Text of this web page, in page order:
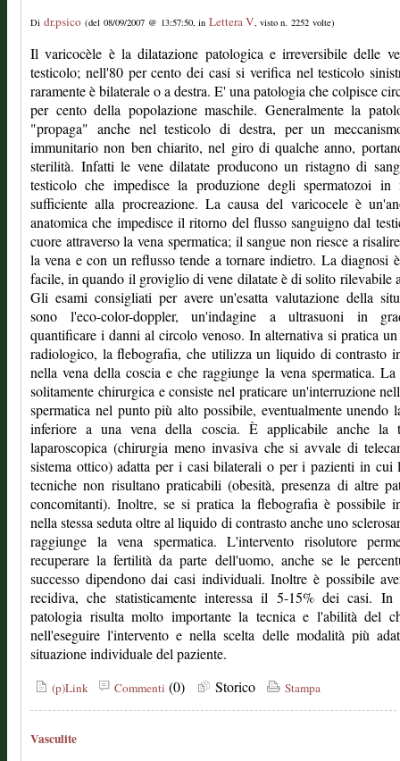
Di dr.psico (del 08/09/2007 @ 13:57:50, in Lettera V, visto n. 2252 volte)
Il varicocèle è la dilatazione patologica e irreversibile delle
testicolo; nell'80 per cento dei casi si verifica nel testicolo
raramente è bilaterale o a destra. E' una patologia che colpisce
per cento della popolazione maschile. Generalmente la
"propaga" anche nel testicolo di destra, per un
immunitario non ben chiarito, nel giro di qualche anno,
sterilità. Infatti le vene dilatate producono un ristagno di
testicolo che impedisce la produzione degli spermatozoi in
sufficiente alla procreazione. La causa del varicocele è
anatomica che impedisce il ritorno del flusso sanguigno dal
cuore attraverso la vena spermatica; il sangue non riesce a
la vena e con un reflusso tende a tornare indietro. La diagnosi
facile, in quando il groviglio di vene dilatate è di solito rilevabile
Gli esami consigliati per avere un'esatta valutazione della
sono l'eco-color-doppler, un'indagine a ultrasuoni in
quantificare i danni al circolo venoso. In alternativa si pratica un
radiologico, la flebografia, che utilizza un liquido di contrasto
nella vena della coscia e che raggiunge la vena spermatica.
solitamente chirurgica e consiste nel praticare un'interruzione
spermatica nel punto più alto possibile, eventualmente unendo
inferiore a una vena della coscia. È applicabile anche la
laparoscopica (chirurgia meno invasiva che si avvale di
sistema ottico) adatta per i casi bilaterali o per i pazienti in cui
tecniche non risultano praticabili (obesità, presenza di altre
concomitanti). Inoltre, se si pratica la flebografia è possibile
nella stessa seduta oltre al liquido di contrasto anche uno
raggiunge la vena spermatica. L'intervento risolutore
recuperare la fertilità da parte dell'uomo, anche se le
successo dipendono dai casi individuali. Inoltre è possibile
recidiva, che statisticamente interessa il 5-15% dei casi. In
patologia risulta molto importante la tecnica e l'abilità del
nell'eseguire l'intervento e nella scelta delle modalità più
situazione individuale del paziente.
(p)Link Commenti (0) Storico Stampa
Vasculite